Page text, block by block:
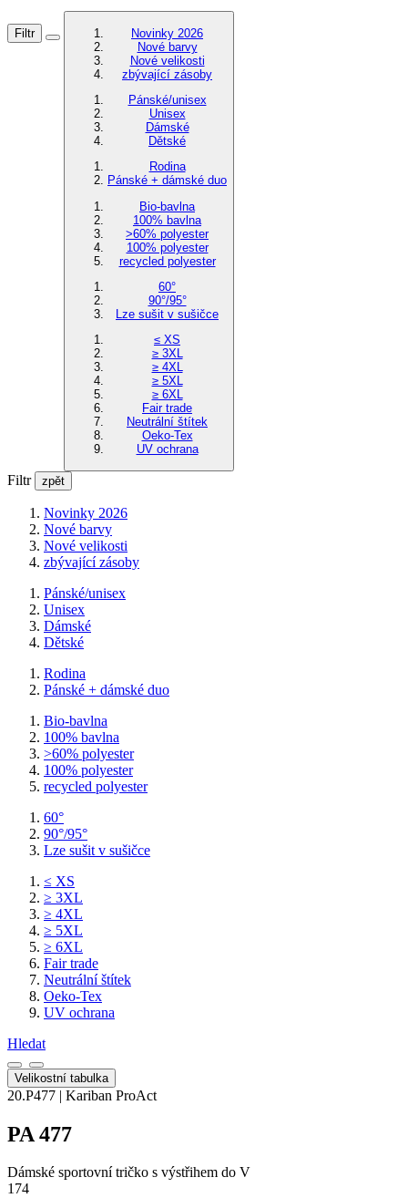
Filtr
Novinky 2026
Nové barvy
Nové velikosti
zbývající zásoby
Pánské/unisex
Unisex
Dámské
Dětské
Rodina
Pánské + dámské duo
Bio-bavlna
100% bavlna
>60% polyester
100% polyester
recycled polyester
60°
90°/95°
Lze sušit v sušičce
≤ XS
≥ 3XL
≥ 4XL
≥ 5XL
≥ 6XL
Fair trade
Neutrální štítek
Oeko-Tex
UV ochrana
Filtr zpět
Novinky 2026
Nové barvy
Nové velikosti
zbývající zásoby
Pánské/unisex
Unisex
Dámské
Dětské
Rodina
Pánské + dámské duo
Bio-bavlna
100% bavlna
>60% polyester
100% polyester
recycled polyester
60°
90°/95°
Lze sušit v sušičce
≤ XS
≥ 3XL
≥ 4XL
≥ 5XL
≥ 6XL
Fair trade
Neutrální štítek
Oeko-Tex
UV ochrana
Hledat
Velikostní tabulka
20.P477 | Kariban ProAct
PA 477
Dámské sportovní tričko s výstřihem do V
174